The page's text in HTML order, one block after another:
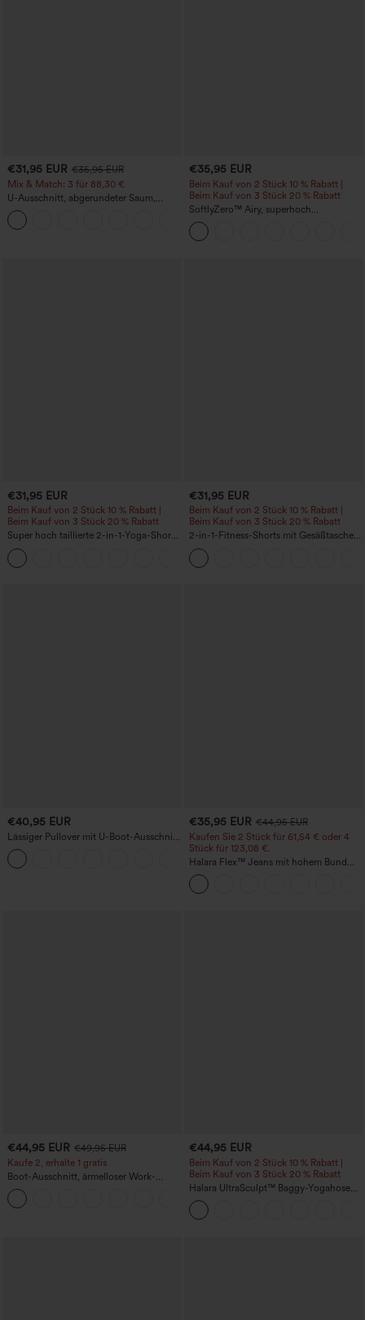
€31,95 EUR €35,95 EUR
Mix & Match: 3 für 88,30 €
U-Ausschnitt, abgerundeter Saum,
InstantCool Yoga-Trägertop – UPF50+
€35,95 EUR
Beim Kauf von 2 Stück 10 % Rabatt |
Beim Kauf von 3 Stück 20 % Rabatt
SoftlyZero™ Airy, superhoch
geschnittene 2-in-1 InstantCool Yoga-
Shorts 7" mit Taschen
€31,95 EUR
Beim Kauf von 2 Stück 10 % Rabatt |
Beim Kauf von 3 Stück 20 % Rabatt
Super hoch taillierte 2-in-1-Yoga-Shorts
mit Gesäßtasche und Seitentasche-
längere Länge
€31,95 EUR
Beim Kauf von 2 Stück 10 % Rabatt |
Beim Kauf von 3 Stück 20 % Rabatt
2-in-1-Fitness-Shorts mit Gesäßtasche
und seitlicher versteckter Tasche 6,3 cm
€40,95 EUR
Lässiger Pullover mit U-Boot-Ausschnitt
und Fledermausärmeln.
+1
€35,95 EUR €44,95 EUR
Kaufen Sie 2 Stück für 61,54 € oder 4
Stück für 123,08 €.
Halara Flex™ Jeans mit hohem Bund
und Taschen, gewaschener, lässiger
Bootcut
€44,95 EUR €49,95 EUR
Kaufe 2, erhalte 1 gratis
Boot-Ausschnitt, ärmelloser Work-
Jumpsuit mit seitlicher Bindung,
kühlender Cool-Touch-Effekt, gestreift
und mit Taschen – Easy Peezy Edition
€44,95 EUR
Beim Kauf von 2 Stück 10 % Rabatt |
Beim Kauf von 3 Stück 20 % Rabatt
Halara UltraSculpt™ Baggy-Yogahose
mit hohem Bund, Bauchkontrolle,
Color-Block-Streifen und Taschen